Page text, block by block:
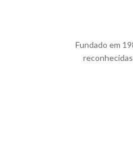
Fundado em